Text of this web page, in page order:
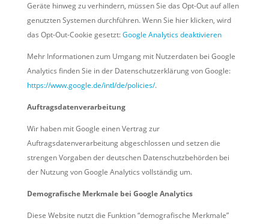
Geräte hinweg zu verhindern, müssen Sie das Opt-Out auf allen
genutzten Systemen durchführen. Wenn Sie hier klicken, wird
das Opt-Out-Cookie gesetzt:Google Analytics deaktivieren
Mehr Informationen zum Umgang mit Nutzerdaten bei Google
Analytics finden Sie in der Datenschutzerklärung von Google:
https://www.google.de/intl/de/policies/.
Auftragsdatenverarbeitung
Wir haben mit Google einen Vertrag zur
Auftragsdatenverarbeitung abgeschlossen und setzen die
strengen Vorgaben der deutschen Datenschutzbehörden bei
der Nutzung von Google Analytics vollständig um.
Demografische Merkmale bei Google Analytics
Diese Website nutzt die Funktion “demografische Merkmale”